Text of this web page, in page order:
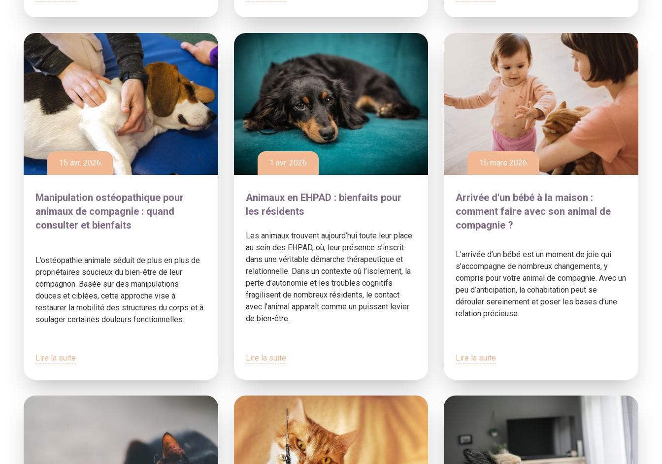
15 avr. 2026
Manipulation ostéopathique pour
animaux de compagnie : quand
consulter et bienfaits
L’ostéopathie animale séduit de plus en plus de
propriétaires soucieux du bien-être de leur
compagnon. Basée sur des manipulations
douces et ciblées, cette approche vise à
restaurer la mobilité des structures du corps et à
soulager certaines douleurs fonctionnelles.
Lire la suite
1 avr. 2026
Animaux en EHPAD : bienfaits pour
les résidents
Les animaux trouvent aujourd’hui toute leur place
au sein des EHPAD, où, leur présence s’inscrit
dans une véritable démarche thérapeutique et
relationnelle. Dans un contexte où l’isolement, la
perte d’autonomie et les troubles cognitifs
fragilisent de nombreux résidents, le contact
avec l’animal apparaît comme un puissant levier
de bien-être.
Lire la suite
15 mars 2026
Arrivée d'un bébé à la maison :
comment faire avec son animal de
compagnie ?
L’arrivée d’un bébé est un moment de joie qui
s’accompagne de nombreux changements, y
compris pour votre animal de compagnie. Avec un
peu d’anticipation, la cohabitation peut se
dérouler sereinement et poser les bases d’une
relation précieuse.
Lire la suite